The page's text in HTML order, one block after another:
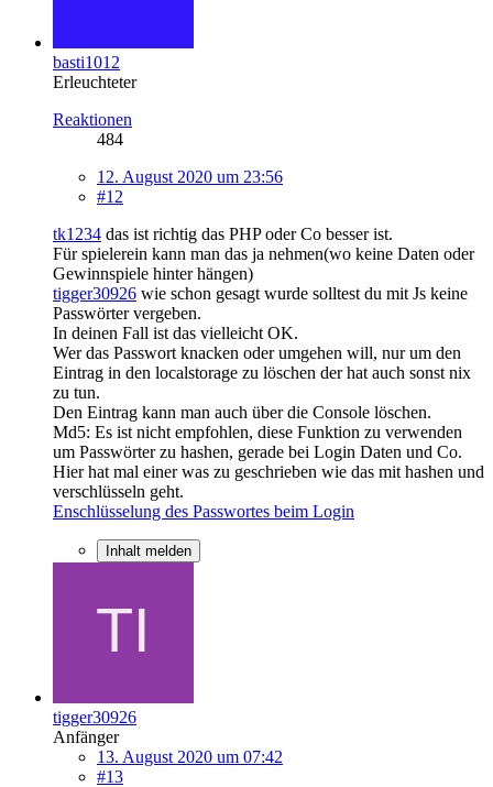
basti1012
Erleuchteter
Reaktionen
484
12. August 2020 um 23:56
#12
tk1234 das ist richtig das PHP oder Co besser ist.
Für spielerein kann man das ja nehmen(wo keine Daten oder
Gewinnspiele hinter hängen)
tigger30926 wie schon gesagt wurde solltest du mit Js keine
Passwörter vergeben.
In deinen Fall ist das vielleicht OK.
Wer das Passwort knacken oder umgehen will, nur um den
Eintrag in den localstorage zu löschen der hat auch sonst nix
zu tun.
Den Eintrag kann man auch über die Console löschen.
Md5: Es ist nicht empfohlen, diese Funktion zu verwenden
um Passwörter zu hashen, gerade bei Login Daten und Co.
Hier hat mal einer was zu geschrieben wie das mit hashen und
verschlüsseln geht.
Enschlüsselung des Passwortes beim Login
Inhalt melden
tigger30926
Anfänger
13. August 2020 um 07:42
#13